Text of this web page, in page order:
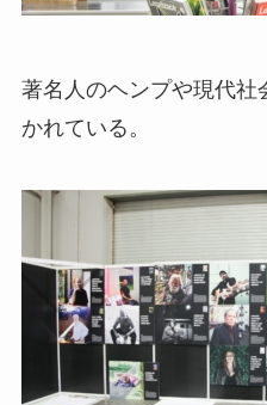
著名人のヘンプや現代
かれている。